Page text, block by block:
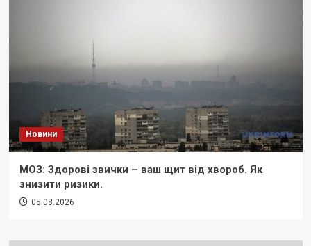
Новини
МОЗ: Здорові звички – ваш щит від хвороб. Як
знизити ризики.
05.08.2026